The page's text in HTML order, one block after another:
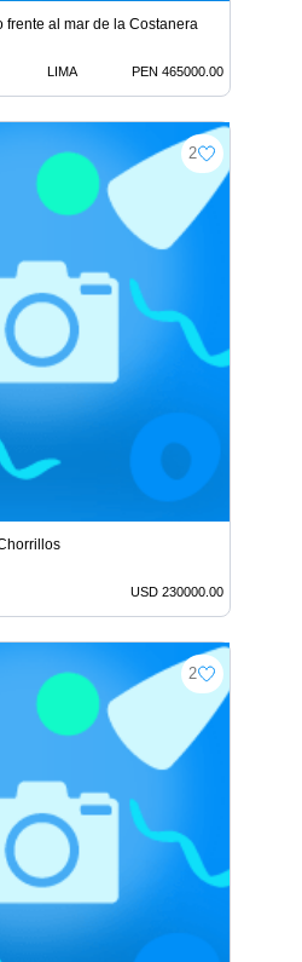
frente al mar de la Costanera
LIMA PEN 465000.00
2
USD 230000.00
2